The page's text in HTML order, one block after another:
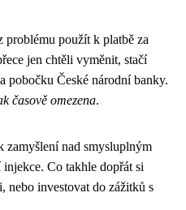
problému použít k platbě za
jen chtěli vyměnit, stačí
pobočku České národní banky.
časově omezena.
zamyšlení nad smysluplným
Co takhle dopřát si
nebo investovat do zážitků s